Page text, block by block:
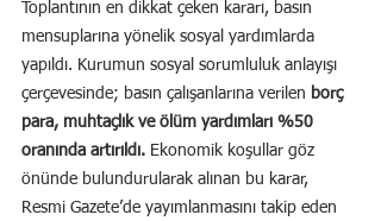
Toplantının en dikkat çeken kararı, basın
mensuplarına yönelik sosyal yardımlarda
yapıldı. Kurumun sosyal sorumluluk anlayışı
çerçevesinde; basın çalışanlarına verilen borç
para, muhtaçlık ve ölüm yardımları %50
oranında artırıldı. Ekonomik koşullar göz
önünde bulundurularak alınan bu karar,
Resmi Gazete’de yayımlanmasını takip eden